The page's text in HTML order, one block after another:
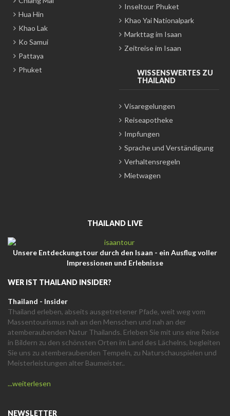
Hua Hin
Khao Lak
Ko Samui
Pattaya
Phuket
Inseltour Phuket
Khao Yai Nationalpark
Markttag im Isaan
Zeitreise im Isaan
WISSENSWERTES ZU
THAILAND
Visaregelungen
Reiseapotheke
Impfungen
Sprache und Verständigung
Verhaltensregeln
Mietwagen
THAILAND LIVE
Unsere Entdeckungstour durch den Isaan - ein Ausflug voller
Impressionen und Erlebnisse
WER IST THAILAND INSIDER?
Thailand - Insider
Thailand erleben, abseits ausgetretener Pfade, weit weg vom
Massentourismus nah an den Menschen und nah an der
atemberaubenden Natur Thailands. Erleben Sie mit uns eine Reise
in Bildern zu den schönsten Orten im Land des Lächelns, begleiten
Sie uns zu atemberaubenden Tempeln, zu Naturschauspielen und
Meisterleistungen alter Baumeister..
...weiterlesen
NEWSLETTER